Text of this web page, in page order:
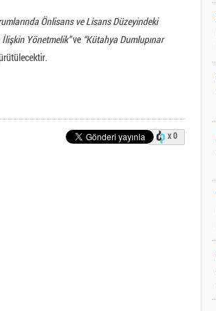
Önlisans ve Lisans Düzeyindeki
Yönetmelik”ve “Kütahya Dumlupınar
.
x 0